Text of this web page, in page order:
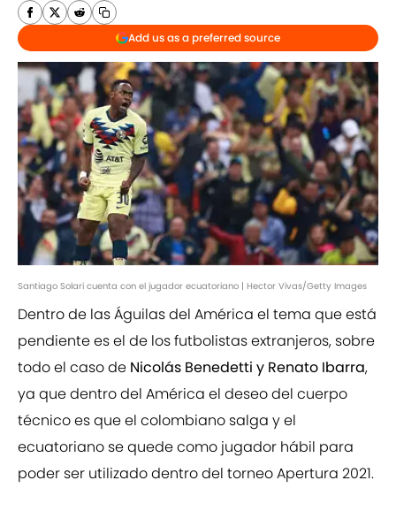
Add us as a preferred source
Santiago Solari cuenta con el jugador ecuatoriano | Hector Vivas/Getty Images
Dentro de las Águilas del América el tema que está
pendiente es el de los futbolistas extranjeros, sobre
todo el caso de Nicolás Benedetti y Renato Ibarra,
ya que dentro del América el deseo del cuerpo
técnico es que el colombiano salga y el
ecuatoriano se quede como jugador hábil para
poder ser utilizado dentro del torneo Apertura 2021.